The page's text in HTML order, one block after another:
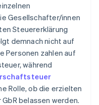
Gesellschafter/innen
Steuererklärung
demnach nicht auf
Personen zahlen auf
während
Rolle, ob die erzielten
belassen werden.